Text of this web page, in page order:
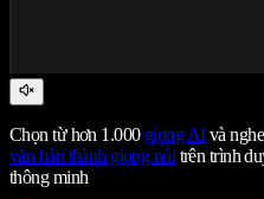
Chọn từ hơn 1.000 giọng AIvà
văn bản thành giọng nói trên trình
thông minh